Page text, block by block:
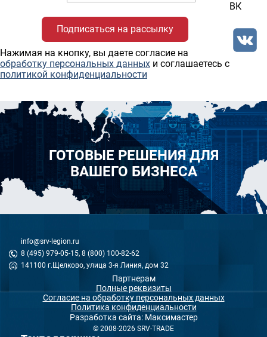
Нажимая на кнопку, вы даете согласие на
обработку персональных данных и соглашаетесь c
политикой конфиденциальности
ВК
ГОТОВЫЕ РЕШЕНИЯ ДЛЯ
ВАШЕГО БИЗНЕСА
info@srv-legion.ru
8 (495) 979-05-15, 8 (800) 100-82-62
141100 г.Щелково, улица 3-я Линия, дом 32
Партнерам
Полные реквизиты
Согласие на обработку персональных данных
Политика конфиденциальности
Разработка сайта: Максимастер
© 2008-2026 SRV-TRADE